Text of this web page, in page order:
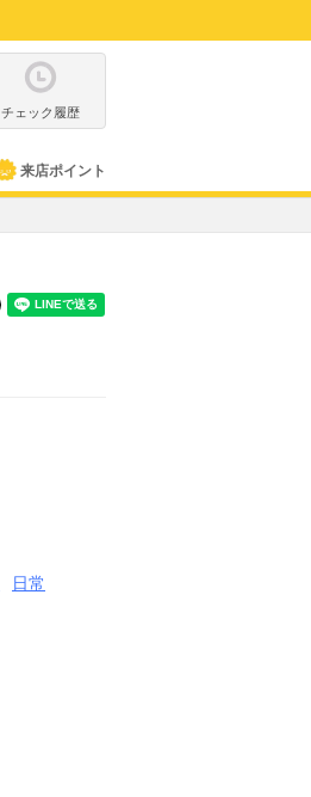
チェック履歴
来店ポイント
日常